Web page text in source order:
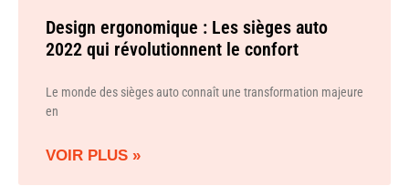
Design ergonomique : Les sièges auto
2022 qui révolutionnent le confort
Le monde des sièges auto connaît une transformation majeure
en
VOIR PLUS »